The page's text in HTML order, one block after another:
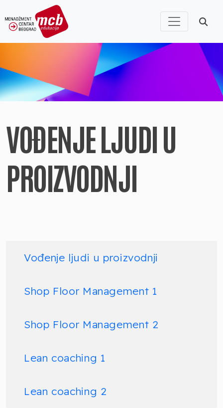
VOĐENJE LJUDI U
PROIZVODNJI
Vođenje ljudi u proizvodnji
Shop Floor Management 1
Shop Floor Management 2
Lean coaching 1
Lean coaching 2